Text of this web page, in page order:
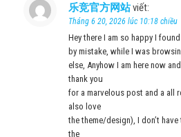
乐竞官方网站viết:
Tháng 6 20, 2026 lúc 10:18 chiều
Hey there I am so happy I
by mistake, while I was
else, Anyhow I am here now
thank you
for a marvelous post and a all
also love
the theme/design), I don’t
the